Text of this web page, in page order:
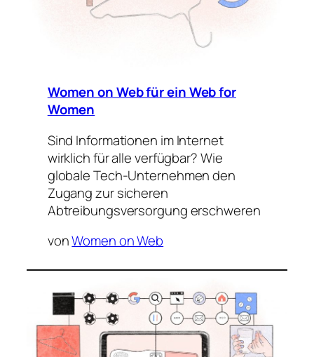
Women on Web für ein Web for
Women
Sind Informationen im Internet
wirklich für alle verfügbar? Wie
globale Tech-Unternehmen den
Zugang zur sicheren
Abtreibungsversorgung erschweren
vonWomen on Web